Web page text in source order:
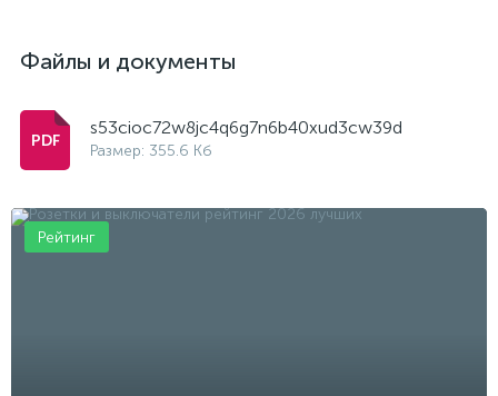
Файлы и документы
s53cioc72w8jc4q6g7n6b40xud3cw39d
Размер: 355.6 Кб
Рейтинг